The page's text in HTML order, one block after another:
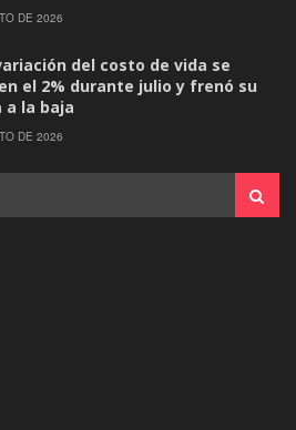
DE 2026
del costo de vida se
el 2% durante julio y frenó su
a la baja
DE 2026